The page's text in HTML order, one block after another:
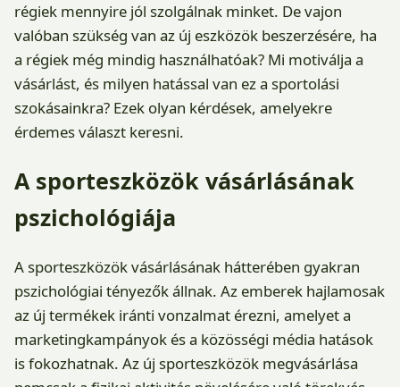
régiek mennyire jól szolgálnak minket. De vajon
valóban szükség van az új eszközök beszerzésére, ha
a régiek még mindig használhatóak? Mi motiválja a
vásárlást, és milyen hatással van ez a sportolási
szokásainkra? Ezek olyan kérdések, amelyekre
érdemes választ keresni.
A sporteszközök vásárlásának
pszichológiája
A sporteszközök vásárlásának hátterében gyakran
pszichológiai tényezők állnak. Az emberek hajlamosak
az új termékek iránti vonzalmat érezni, amelyet a
marketingkampányok és a közösségi média hatások
is fokozhatnak. Az új sporteszközök megvásárlása